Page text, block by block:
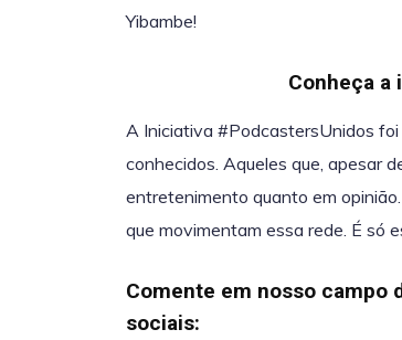
Yibambe!
Conheça a
A Iniciativa #PodcastersUnidos
conhecidos. Aqueles que, apesar
entretenimento quanto em
que movimentam essa rede. É só
Comente em nosso campo
sociais: